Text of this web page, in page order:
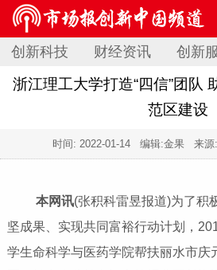
创新科技 财经资讯 创新
浙江理工大学打造“四信”团队
范区建设
时间: 2022-01-14 编辑:金果 来源:
本网讯(张积科雷昱报道)为了积
坚成果、实现共同富裕行动计划，
学生命科学与医药学院帮扶丽水市庆